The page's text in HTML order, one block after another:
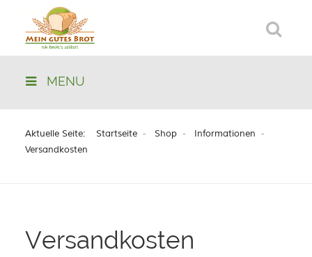
MENU
Aktuelle Seite: Startseite Shop
Informationen
Versandkosten
Versandkosten